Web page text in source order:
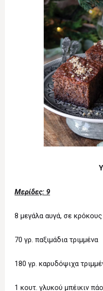
Μερίδες: 9
8 μεγάλα αυγά, σε
70 γρ. παξιμάδια τριμμένα
180 γρ. καρυδόψιχα
1 κουτ. γλυκού μπέικιν